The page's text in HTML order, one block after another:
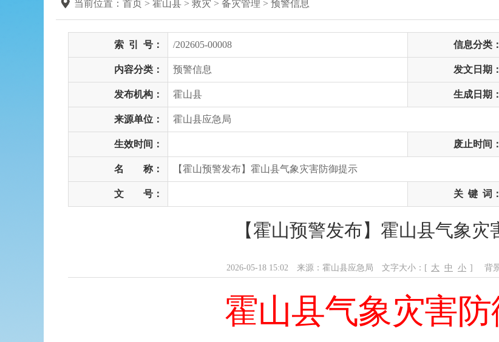
当前位置： 首页 > 霍山县 > 救灾 > 备灾管理 > 预警信息
索 引 号： /202605-00008 信息分类：
内容分类： 预警信息 发文日期：
发布机构： 霍山县 生成日期：
来源单位： 霍山县应急局
生效时间： 废止时间：
名 称： 【霍山预警发布】霍山县气象灾害防御提示
文 号： 关 键 词：
【霍山预警发布】霍山县气象灾
2026-05-18 15:02 来源：霍山县应急局 文字大小：[ 大 中 小 ] 背
霍山县气象灾害